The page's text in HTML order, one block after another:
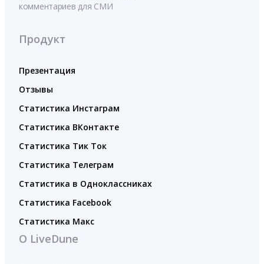
комментариев для СМИ
Продукт
Презентация
Отзывы
Статистика Инстаграм
Статистика ВКонтакте
Статистика Тик Ток
Статистика Телеграм
Статистика в Одноклассниках
Статистика Facebook
Статистика Макс
О LiveDune